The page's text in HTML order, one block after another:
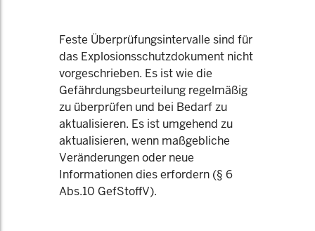
Feste Überprüfungsintervalle sind für
das Explosionsschutzdokument nicht
vorgeschrieben. Es ist wie die
Gefährdungsbeurteilung regelmäßig
zu überprüfen und bei Bedarf zu
aktualisieren. Es ist umgehend zu
aktualisieren, wenn maßgebliche
Veränderungen oder neue
Informationen dies erfordern (§ 6
Abs.10 GefStoffV).